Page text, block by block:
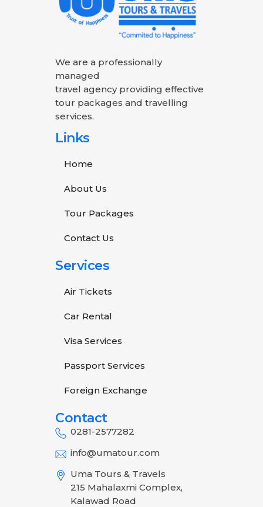
We are a professionally
managed
travel agency providing effective
tour packages and travelling
services.
Links
Home
About Us
Tour Packages
Contact Us
Services
Air Tickets
Car Rental
Visa Services
Passport Services
Foreign Exchange
Contact
0281-2577282
info@umatour.com
Uma Tours & Travels
215 Mahalaxmi Complex,
Kalawad Road